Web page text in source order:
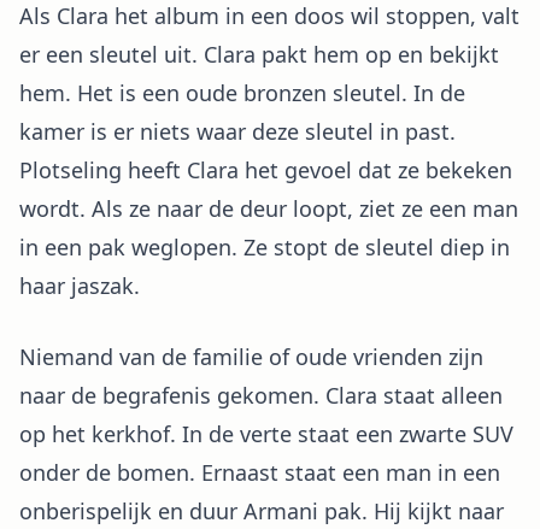
Als Clara het album in een doos wil stoppen, valt
er een sleutel uit. Clara pakt hem op en bekijkt
hem. Het is een oude bronzen sleutel. In de
kamer is er niets waar deze sleutel in past.
Plotseling heeft Clara het gevoel dat ze bekeken
wordt. Als ze naar de deur loopt, ziet ze een man
in een pak weglopen. Ze stopt de sleutel diep in
haar jaszak.
Niemand van de familie of oude vrienden zijn
naar de begrafenis gekomen. Clara staat alleen
op het kerkhof. In de verte staat een zwarte SUV
onder de bomen. Ernaast staat een man in een
onberispelijk en duur Armani pak. Hij kijkt naar